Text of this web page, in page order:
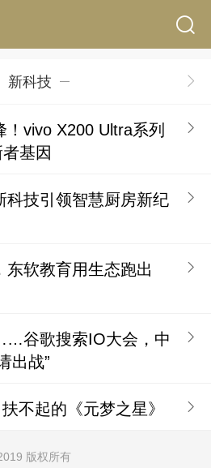
新科技
！vivo X200 Ultra系列
基因
科技引领智慧厨房新纪
东软教育用生态跑出
谷歌搜索IO大会，中
出战”
不起的《元梦之星》
版权所有